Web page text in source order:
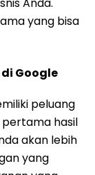
yang bisa
Google
peluang
hasil
akan lebih
yang